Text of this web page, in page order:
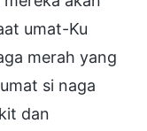
umat-Ku
merah yang
si naga
dan